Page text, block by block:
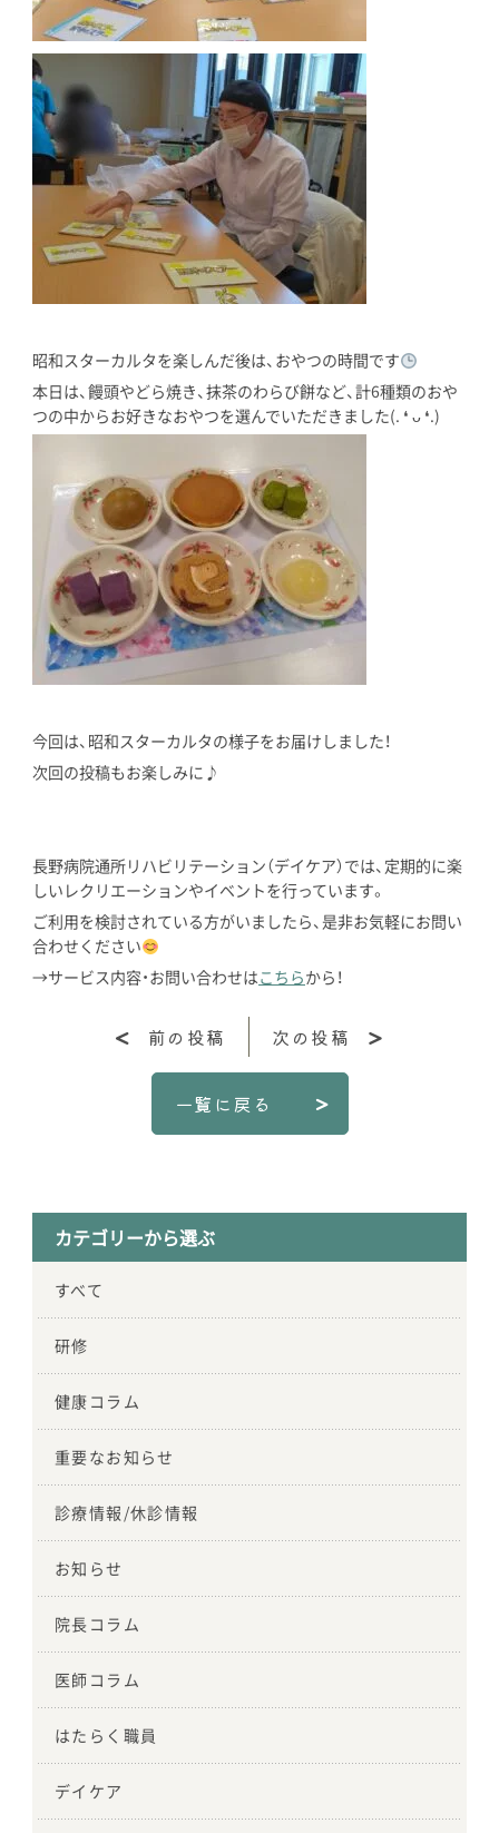
昭和スターカルタを楽しんだ後は、おやつの時間です
本日は、饅頭やどら焼き、抹茶のわらび餅など、計6種類のおや
つの中からお好きなおやつを選んでいただきました(. ❛ ᴗ ❛.)
今回は、昭和スターカルタの様子をお届けしました！
次回の投稿もお楽しみに♪
長野病院通所リハビリテーション（デイケア）では、定期的に楽
しいレクリエーションやイベントを行っています。
ご利用を検討されている方がいましたら、是非お気軽にお問い
合わせください
→サービス内容・お問い合わせはこちらから！
一覧に戻る
前の投稿 次の投稿
カテゴリーから選ぶ
すべて
研修
健康コラム
重要なお知らせ
診療情報/休診情報
お知らせ
院長コラム
医師コラム
はたらく職員
デイケア